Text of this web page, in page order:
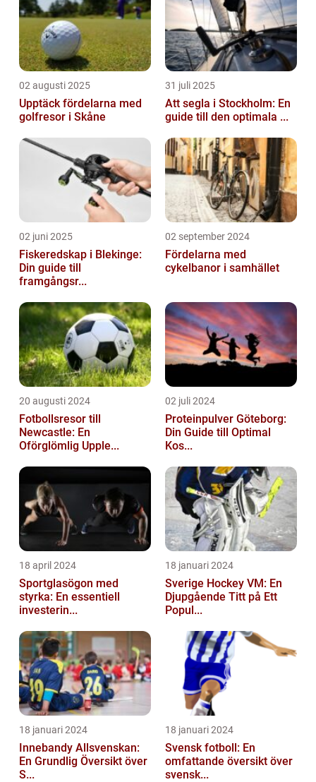
02 augusti 2025
Upptäck fördelarna med
golfresor i Skåne
31 juli 2025
Att segla i Stockholm: En
guide till den optimala ...
02 juni 2025
Fiskeredskap i Blekinge:
Din guide till
framgångsr...
02 september 2024
Fördelarna med
cykelbanor i samhället
20 augusti 2024
Fotbollsresor till
Newcastle: En
Oförglömlig Upple...
02 juli 2024
Proteinpulver Göteborg:
Din Guide till Optimal
Kos...
18 april 2024
Sportglasögon med
styrka: En essentiell
investerin...
18 januari 2024
Sverige Hockey VM: En
Djupgående Titt på Ett
Popul...
18 januari 2024
Innebandy Allsvenskan:
En Grundlig Översikt över
S...
18 januari 2024
Svensk fotboll: En
omfattande översikt över
svensk...